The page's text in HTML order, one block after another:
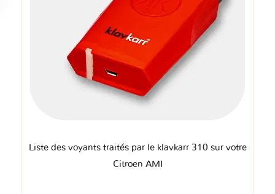
Liste des voyants traités par le klavkarr 310 sur votre
Citroen AMI